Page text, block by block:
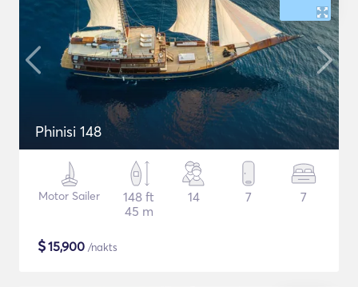
Phinisi 148
Motor Sailer
148 ft
45 m
14 7 7
$15,900 /nakts